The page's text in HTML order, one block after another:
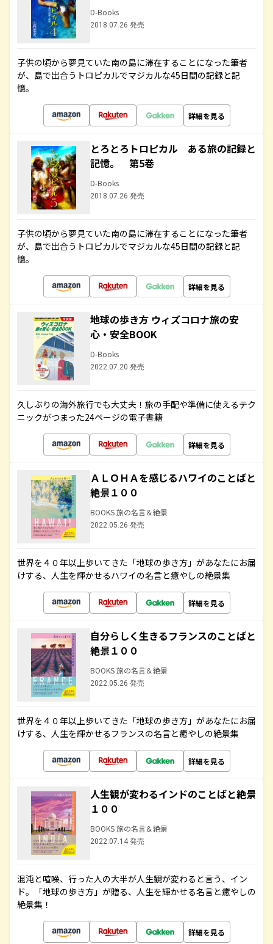
D-Books
2018.07.26 発売
子供の頃から夢見ていた南の島に滞在することになった筆者
が、島で出合うトロピカルでマジカルな45日間の記録と記
憶。
詳細を見る
とろとろトロピカル ある旅の記録と
記憶。 第5巻
D-Books
2018.07.26 発売
子供の頃から夢見ていた南の島に滞在することになった筆者
が、島で出合うトロピカルでマジカルな45日間の記録と記
憶。
詳細を見る
地球の歩き方 ウィズコロナ旅の安
心・安全BOOK
D-Books
2022.07.20 発売
久しぶりの海外旅行でも大丈夫！旅の手配や準備に使えるテク
ニックがつまった24ページの電子書籍
詳細を見る
ＡＬＯＨＡを感じるハワイのことばと
絶景１００
BOOKS 旅の名言＆絶景
2022.05.26 発売
世界を４０年以上歩いてきた「地球の歩き方」があなたにお届
けする、人生を輝かせるハワイの名言と癒やしの絶景集
詳細を見る
自分らしく生きるフランスのことばと
絶景１００
BOOKS 旅の名言＆絶景
2022.05.26 発売
世界を４０年以上歩いてきた「地球の歩き方」があなたにお届
けする、人生を輝かせるフランスの名言と癒やしの絶景集
詳細を見る
人生観が変わるインドのことばと絶景
１００
BOOKS 旅の名言＆絶景
2022.07.14 発売
混沌と喧噪、行った人の大半が人生観が変わると言う、イン
ド。「地球の歩き方」が贈る、人生を輝かせる名言と癒やしの
絶景集！
詳細を見る